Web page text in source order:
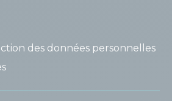
des données personnelles